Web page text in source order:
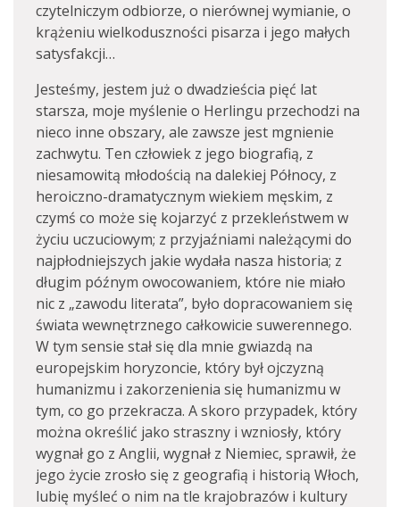
czytelniczym odbiorze, o nierównej wymianie, o
krążeniu wielkoduszności pisarza i jego małych
satysfakcji…
Jesteśmy, jestem już o dwadzieścia pięć lat
starsza, moje myślenie o Herlingu przechodzi na
nieco inne obszary, ale zawsze jest mgnienie
zachwytu. Ten człowiek z jego biografią, z
niesamowitą młodością na dalekiej Północy, z
heroiczno-dramatycznym wiekiem męskim, z
czymś co może się kojarzyć z przekleństwem w
życiu uczuciowym; z przyjaźniami należącymi do
najpłodniejszych jakie wydała nasza historia; z
długim późnym owocowaniem, które nie miało
nic z „zawodu literata”, było dopracowaniem się
świata wewnętrznego całkowicie suwerennego.
W tym sensie stał się dla mnie gwiazdą na
europejskim horyzoncie, który był ojczyzną
humanizmu i zakorzenienia się humanizmu w
tym, co go przekracza. A skoro przypadek, który
można określić jako straszny i wzniosły, który
wygnał go z Anglii, wygnał z Niemiec, sprawił, że
jego życie zrosło się z geografią i historią Włoch,
lubię myśleć o nim na tle krajobrazów i kultury